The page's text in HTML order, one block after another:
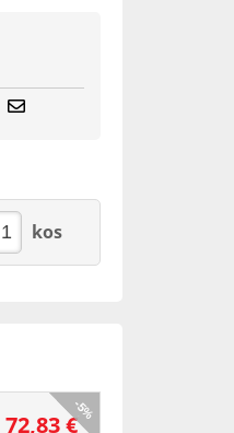
kos
-5%
72,83 €